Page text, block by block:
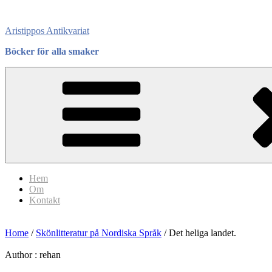
content
Aristippos Antikvariat
Böcker för alla smaker
Hem
Om
Kontakt
Home / Skönlitteratur på Nordiska Språk / Det heliga landet.
Author : rehan